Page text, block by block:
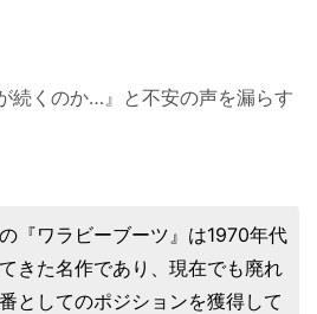
続くのか…』と不安の声を漏らす
『ワラビーブーツ』は1970年代
きた名作であり、現在でも廃れ
としてのポジションを獲得して